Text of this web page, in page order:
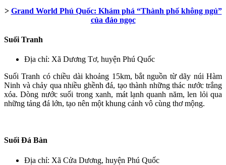
> Grand World Phú Quốc: Khám phá “Thành phố không ngủ”
của đảo ngọc
Suối Tranh
Địa chỉ: Xã Dương Tơ, huyện Phú Quốc
Suối Tranh có chiều dài khoảng 15km, bắt nguồn từ dãy núi Hàm
Ninh và chảy qua nhiều ghềnh đá, tạo thành những thác nước trắng
xóa. Dòng nước suối trong xanh, mát lạnh quanh năm, len lỏi qua
những tảng đá lớn, tạo nên một khung cảnh vô cùng thơ mộng.
Suối Đá Bàn
Địa chỉ: Xã Cửa Dương, huyện Phú Quốc